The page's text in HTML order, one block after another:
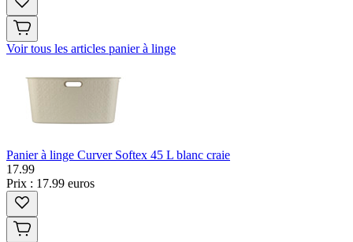
Voir tous les articles panier à linge
Panier à linge Curver Softex 45 L blanc craie
17.99
Prix : 17.99 euros